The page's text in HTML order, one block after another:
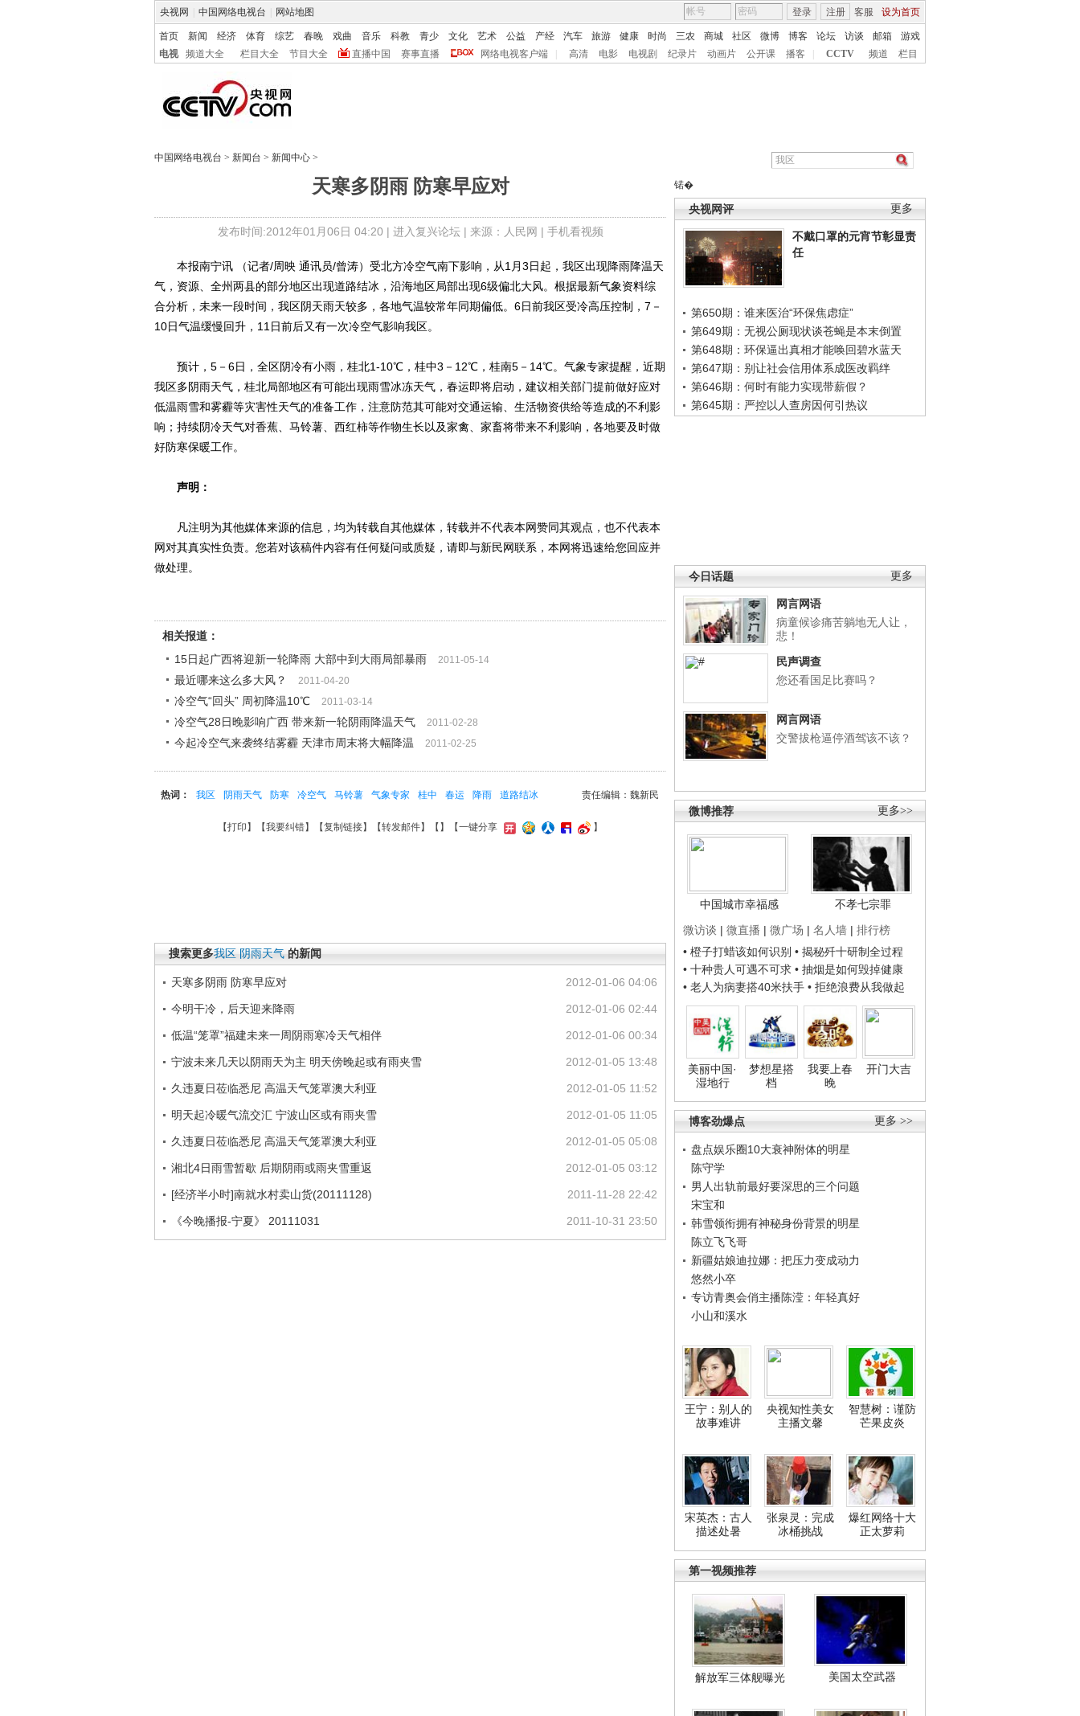
央视网 中国网络电视台 网站地图 客服 设为首页
登录 注册
首页 新闻 经济 体育 综艺 春晚 戏曲 音乐 科教 青少 文化 艺术 公益 产经 汽车 旅游 健康 时尚 三农 商城 社区 微博 博客 论坛 访谈 邮箱
游戏
电视
频道大全 栏目大全 节目大全 直播中国 赛事直播 网络电视客户端 高清 电影 电视剧 纪录片 动画片 公开课 播客 CCTV 频道 栏目
中国网络电视台 > 新闻台 > 新闻中心 >
天寒多阴雨 防寒早应对
发布时间:2012年01月06日 04:20 | 进入复兴论坛| 来源：人民网 | 手机看视频
锘�
更多
央视网评
不戴口罩的元宵节彰显责
任
第650期：谁来医治“环保焦虑症”
第649期：无视公厕现状谈苍蝇是本末倒置
第648期：环保逼出真相才能唤回碧水蓝天
第647期：别让社会信用体系成医改羁绊
第646期：何时有能力实现带薪假？
第645期：严控以人查房因何引热议
更多
今日话题
网言网语
病童候诊痛苦躺地无人让，
悲！
民声调查
您还看国足比赛吗？
网言网语
交警拔枪逼停酒驾该不该？
更多>>
微博推荐
中国城市幸福感
不孝七宗罪
微访谈 | 微直播 | 微广场 | 名人墙 | 排行榜
• 橙子打蜡该如何识别 • 揭秘歼十研制全过程
• 十种贵人可遇不可求 • 抽烟是如何毁掉健康
• 老人为病妻搭40米扶手 • 拒绝浪费从我做起
美丽中国·
湿地行
梦想星搭
档
我要上春
晚
开门大吉
更多 >>
博客劲爆点
盘点娱乐圈10大衰神附体的明星
陈守学
男人出轨前最好要深思的三个问题
宋宝和
韩雪领衔拥有神秘身份背景的明星
陈立飞飞哥
新疆姑娘迪拉娜：把压力变成动力
悠然小卒
专访青奥会俏主播陈滢：年轻真好
小山和溪水
王宁：别人的
故事难讲
央视知性美女
主播文馨
智慧树：谨防
芒果皮炎
宋英杰：古人
描述处暑
张泉灵：完成
冰桶挑战
爆红网络十大
正太萝莉
第一视频推荐
解放军三体舰曝光 美国太空武器
本报南宁讯 （记者/周映 通讯员/曾涛）受北方冷空气南下影响，从1月3日起，我区出现降雨降温天
气，资源、全州两县的部分地区出现道路结冰，沿海地区局部出现6级偏北大风。根据最新气象资料综
合分析，未来一段时间，我区阴天雨天较多，各地气温较常年同期偏低。6日前我区受冷高压控制，7－
10日气温缓慢回升，11日前后又有一次冷空气影响我区。
预计，5－6日，全区阴冷有小雨，桂北1-10℃，桂中3－12℃，桂南5－14℃。气象专家提醒，近期
我区多阴雨天气，桂北局部地区有可能出现雨雪冰冻天气，春运即将启动，建议相关部门提前做好应对
低温雨雪和雾霾等灾害性天气的准备工作，注意防范其可能对交通运输、生活物资供给等造成的不利影
响；持续阴冷天气对香蕉、马铃薯、西红柿等作物生长以及家禽、家畜将带来不利影响，各地要及时做
好防寒保暖工作。
声明：
凡注明为其他媒体来源的信息，均为转载自其他媒体，转载并不代表本网赞同其观点，也不代表本
网对其真实性负责。您若对该稿件内容有任何疑问或质疑，请即与新民网联系，本网将迅速给您回应并
做处理。
相关报道：
15日起广西将迎新一轮降雨 大部中到大雨局部暴雨
2011-05-14
最近哪来这么多大风？ 2011-04-20
冷空气“回头” 周初降温10℃ 2011-03-14
冷空气28日晚影响广西 带来新一轮阴雨降温天气 2011-02-28
今起冷空气来袭终结雾霾 天津市周末将大幅降温 2011-02-25
责任编辑：魏新民
热词： 我区 阴雨天气 防寒 冷空气 马铃薯 气象专家 桂中 春运 降雨 道路结冰
【打印 】【我要纠错】【复制链接】【转发邮件】【 】 【一键分享 】
搜索更多我区 阴雨天气 的新闻
2012-01-06 04:06
天寒多阴雨 防寒早应对
2012-01-06 02:44
今明干冷，后天迎来降雨
2012-01-06 00:34
低温“笼罩”福建未来一周阴雨寒冷天气相伴
2012-01-05 13:48
宁波未来几天以阴雨天为主 明天傍晚起或有雨夹雪
2012-01-05 11:52
久违夏日莅临悉尼 高温天气笼罩澳大利亚
2012-01-05 11:05
明天起冷暖气流交汇 宁波山区或有雨夹雪
2012-01-05 05:08
久违夏日莅临悉尼 高温天气笼罩澳大利亚
2012-01-05 03:12
湘北4日雨雪暂歇 后期阴雨或雨夹雪重返
2011-11-28 22:42
[经济半小时]南就水村卖山货(20111128)
2011-10-31 23:50
《今晚播报-宁夏》 20111031